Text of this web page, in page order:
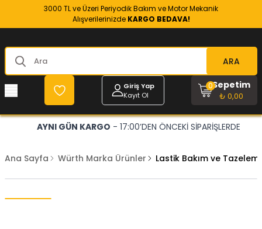
3000 TL ve Üzeri Periyodik Bakım ve Motor Mekanik
Alışverilerinizde KARGO BEDAVA!
ARA
Giriş Yap
Kayıt Ol
Sepetim
₺ 0,00
0
AYNI GÜN KARGO - 17:00’DEN ÖNCEKİ SİPARİŞLERDE
Ana Sayfa Würth Marka Ürünler Lastik Bakım ve